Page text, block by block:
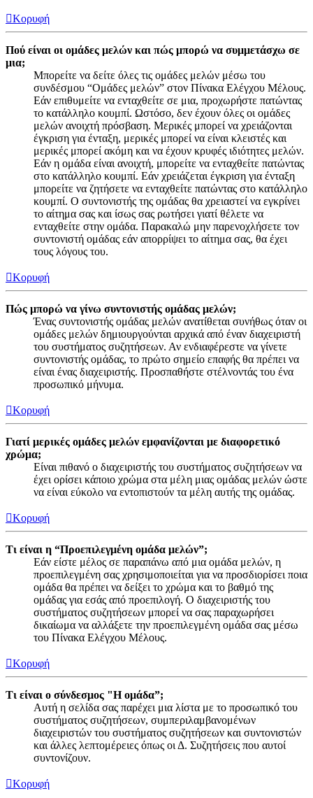
Κορυφή
Πού είναι οι ομάδες μελών και πώς μπορώ να συμμετάσχω σε
μια;
Μπορείτε να δείτε όλες τις ομάδες μελών μέσω του
συνδέσμου “Ομάδες μελών” στον Πίνακα Ελέγχου Μέλους.
Εάν επιθυμείτε να ενταχθείτε σε μια, προχωρήστε πατώντας
το κατάλληλο κουμπί. Ωστόσο, δεν έχουν όλες οι ομάδες
μελών ανοιχτή πρόσβαση. Μερικές μπορεί να χρειάζονται
έγκριση για ένταξη, μερικές μπορεί να είναι κλειστές και
μερικές μπορεί ακόμη και να έχουν κρυφές ιδιότητες μελών.
Εάν η ομάδα είναι ανοιχτή, μπορείτε να ενταχθείτε πατώντας
στο κατάλληλο κουμπί. Εάν χρειάζεται έγκριση για ένταξη
μπορείτε να ζητήσετε να ενταχθείτε πατώντας στο κατάλληλο
κουμπί. Ο συντονιστής της ομάδας θα χρειαστεί να εγκρίνει
το αίτημα σας και ίσως σας ρωτήσει γιατί θέλετε να
ενταχθείτε στην ομάδα. Παρακαλώ μην παρενοχλήσετε τον
συντονιστή ομάδας εάν απορρίψει το αίτημα σας, θα έχει
τους λόγους του.
Κορυφή
Πώς μπορώ να γίνω συντονιστής ομάδας μελών;
Ένας συντονιστής ομάδας μελών ανατίθεται συνήθως όταν οι
ομάδες μελών δημιουργούνται αρχικά από έναν διαχειριστή
του συστήματος συζητήσεων. Αν ενδιαφέρεστε να γίνετε
συντονιστής ομάδας, το πρώτο σημείο επαφής θα πρέπει να
είναι ένας διαχειριστής. Προσπαθήστε στέλνοντάς του ένα
προσωπικό μήνυμα.
Κορυφή
Γιατί μερικές ομάδες μελών εμφανίζονται με διαφορετικό
χρώμα;
Είναι πιθανό ο διαχειριστής του συστήματος συζητήσεων να
έχει ορίσει κάποιο χρώμα στα μέλη μιας ομάδας μελών ώστε
να είναι εύκολο να εντοπιστούν τα μέλη αυτής της ομάδας.
Κορυφή
Τι είναι η “Προεπιλεγμένη ομάδα μελών”;
Εάν είστε μέλος σε παραπάνω από μια ομάδα μελών, η
προεπιλεγμένη σας χρησιμοποιείται για να προσδιορίσει ποια
ομάδα θα πρέπει να δείξει το χρώμα και το βαθμό της
ομάδας για εσάς από προεπιλογή. Ο διαχειριστής του
συστήματος συζητήσεων μπορεί να σας παραχωρήσει
δικαίωμα να αλλάξετε την προεπιλεγμένη ομάδα σας μέσω
του Πίνακα Ελέγχου Μέλους.
Κορυφή
Τι είναι ο σύνδεσμος "Η ομάδα”;
Αυτή η σελίδα σας παρέχει μια λίστα με το προσωπικό του
συστήματος συζητήσεων, συμπεριλαμβανομένων
διαχειριστών του συστήματος συζητήσεων και συντονιστών
και άλλες λεπτομέρειες όπως οι Δ. Συζητήσεις που αυτοί
συντονίζουν.
Κορυφή